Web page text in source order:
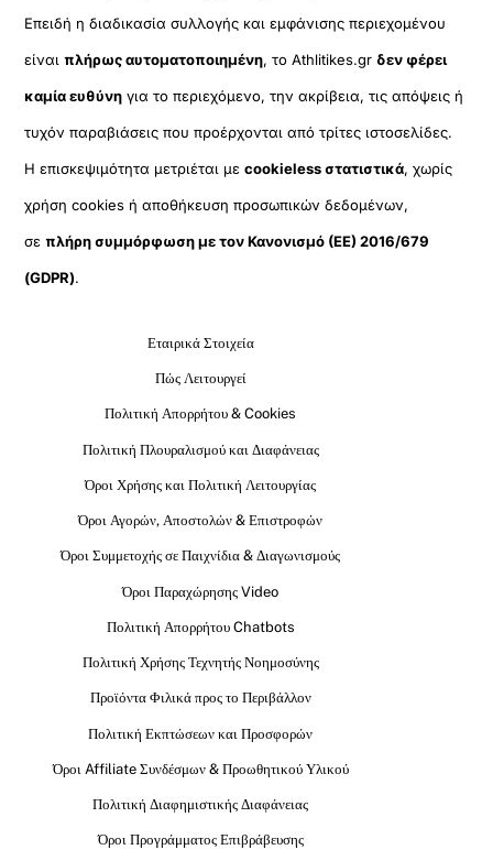
Επειδή η διαδικασία συλλογής και εμφάνισης περιεχομένου
είναιπλήρως αυτοματοποιημένη, το Athlitikes.gr δεν φέρει
καμία ευθύνη για το περιεχόμενο, την ακρίβεια, τις απόψεις ή
τυχόν παραβιάσεις που προέρχονται από τρίτες ιστοσελίδες.
Η επισκεψιμότητα μετριέται μεcookieless στατιστικά, χωρίς
χρήση cookies ή αποθήκευση προσωπικών δεδομένων,
σεπλήρη συμμόρφωση με τον Κανονισμό (ΕΕ) 2016/679
(GDPR).
Εταιρικά Στοιχεία
Πώς Λειτουργεί
Πολιτική Απορρήτου & Cookies
Πολιτική Πλουραλισμού και Διαφάνειας
Όροι Χρήσης και Πολιτική Λειτουργίας
Όροι Αγορών, Αποστολών & Επιστροφών
Όροι Συμμετοχής σε Παιχνίδια & Διαγωνισμούς
Όροι Παραχώρησης Video
Πολιτική Απορρήτου Chatbots
Πολιτική Χρήσης Τεχνητής Νοημοσύνης
Προϊόντα Φιλικά προς το Περιβάλλον
Πολιτική Εκπτώσεων και Προσφορών
Όροι Affiliate Συνδέσμων & Προωθητικού Υλικού
Πολιτική Διαφημιστικής Διαφάνειας
Όροι Προγράμματος Επιβράβευσης